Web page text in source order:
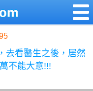
去看醫生之後，居然
不能大意!!!